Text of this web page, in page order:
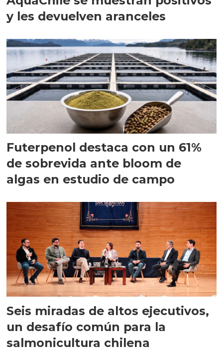
y les devuelven aranceles
Futerpenol destaca con un 61%
de sobrevida ante bloom de
algas en estudio de campo
Seis miradas de altos ejecutivos,
un desafío común para la
salmonicultura chilena